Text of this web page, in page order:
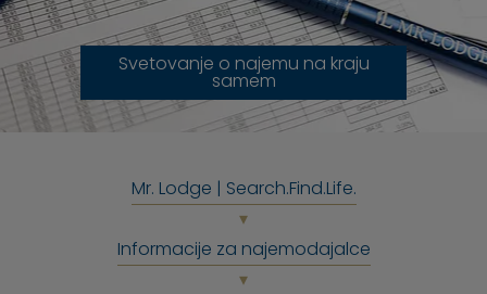
Svetovanje o najemu na kraju
samem
Mr. Lodge | Search.Find.Life.
Informacije za najemodajalce